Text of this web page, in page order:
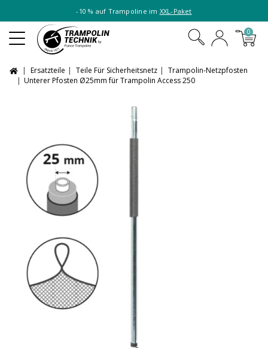
-10 % auf Trampoline im XXL-Paket
0
Ersatzteile Teile Für Sicherheitsnetz
Trampolin-Netzpfosten
Unterer Pfosten Ø25mm für Trampolin Access 250